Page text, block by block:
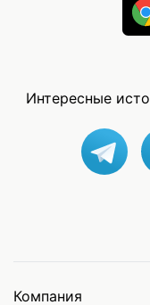
Интересные
Компания